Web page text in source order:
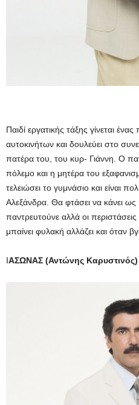
Παιδί εργατικής τάξης γίνεται
αυτοκινήτων και δουλεύει στο
πατέρα του, του κυρ- Γιάννη. Ο
πόλεμο και η μητέρα του
τελειώσει το γυμνάσιο και είναι
Αλεξάνδρα. Θα φτάσει να κάνει ως
παντρευτούνε αλλά οι
μπαίνει φυλακή αλλάζει και όταν
ΙΑΣΩΝΑΣ (Αντώνης Καρυστινός)